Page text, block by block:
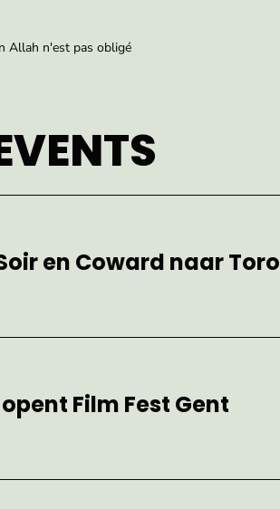
Allah n'est pas obligé
en Coward naar
Film Fest Gent